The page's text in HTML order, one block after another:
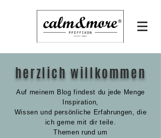
herzlich willkommen
Auf meinem Blog findest du jede Menge
Inspiration,
Wissen und persönliche Erfahrungen,die
ich gerne mit dir teile.
Themen rund um